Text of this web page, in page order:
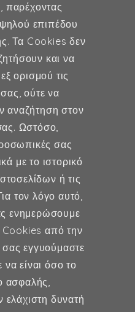
Αναπαραγωγή
115 28
παρέχοντας
επιπέδου
Τα Cookies δεν
και να
ορισμού τις
ούτε να
αναζήτηση στον
Ωστόσο,
σας
με το ιστορικό
ή τις
τον λόγο αυτό,
ενημερώσουμε
Cookies από την
σας εγγυούμαστε
είναι όσο το
ασφαλής,
ελάχιστη δυνατή